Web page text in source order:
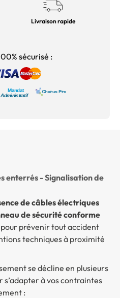
Livraison rapide
sécurisé :
enterrés - Signalisation de
de câbles électriques
de sécurité conforme
prévenir tout accident
techniques à proximité
se décline en plusieurs
à vos contraintes
: